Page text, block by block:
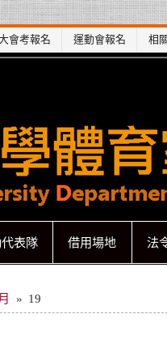
會考報名 運動會報名 相
表隊 借用場地 法
19